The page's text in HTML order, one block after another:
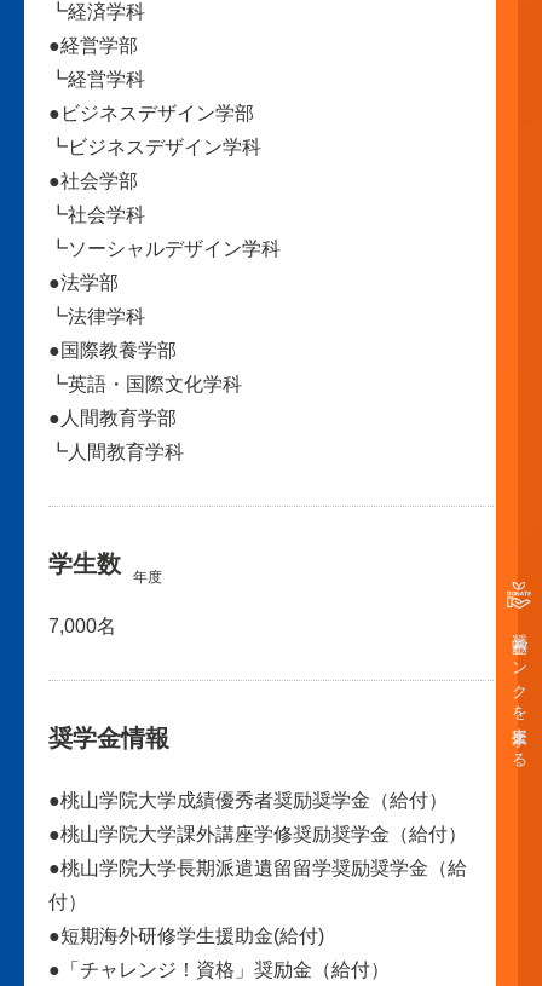
奨学金バンクを支援する
┗経済学科
●経営学部
┗経営学科
●ビジネスデザイン学部
┗ビジネスデザイン学科
●社会学部
┗社会学科
┗ソーシャルデザイン学科
●法学部
┗法律学科
●国際教養学部
┗英語・国際文化学科
●人間教育学部
┗人間教育学科
学生数 年度
7,000名
奨学金情報
●桃山学院大学成績優秀者奨励奨学金（給付）
●桃山学院大学課外講座学修奨励奨学金（給付）
●桃山学院大学長期派遣遺留留学奨励奨学金（給
付）
●短期海外研修学生援助金(給付)
●「チャレンジ！資格」奨励金（給付）